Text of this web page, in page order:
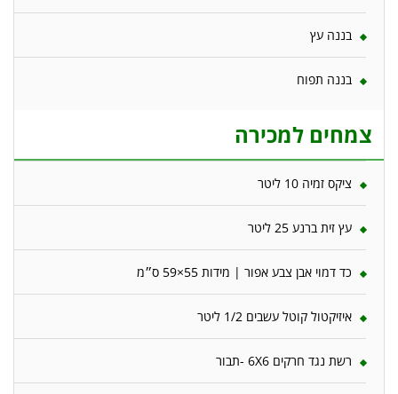
בננה עץ
בננה תפוח
צמחים למכירה
ציקס זמיה 10 ליטר
עץ זית ברנע 25 ליטר
כד דמוי אבן צבע אפור | מידות 55×59 ס״מ
איזיקטול קוטל עשבים 1/2 ליטר
רשת נגד חרקים 6X6 -תבור